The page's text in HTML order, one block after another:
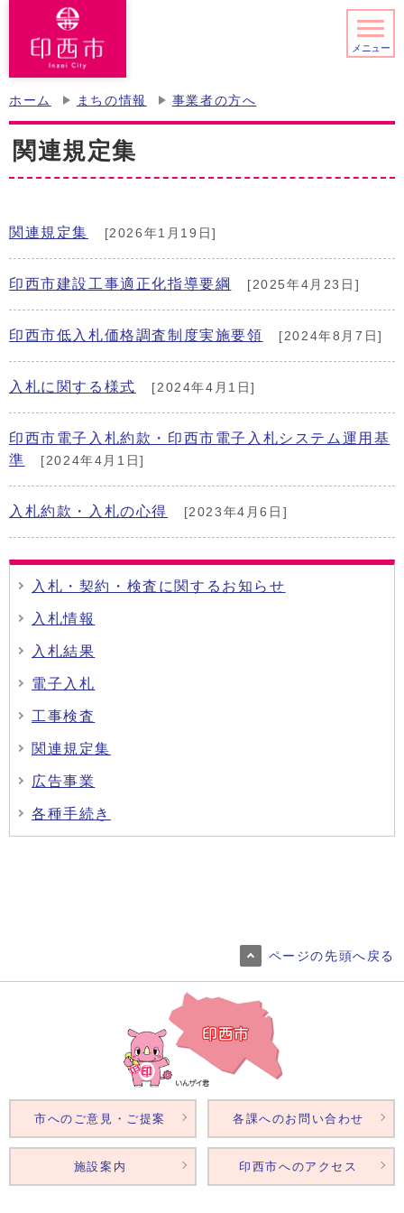
メニュー
ホーム まちの情報 事業者の方へ
関連規定集
関連規定集 [2026年1月19日]
印西市建設工事適正化指導要綱 [2025年4月23日]
印西市低入札価格調査制度実施要領 [2024年8月7日]
入札に関する様式 [2024年4月1日]
印西市電子入札約款・印西市電子入札システム運用基
準
[2024年4月1日]
入札約款・入札の心得 [2023年4月6日]
入札・契約・検査に関するお知らせ
入札情報
入札結果
電子入札
工事検査
関連規定集
広告事業
各種手続き
ページの先頭へ戻る
市へのご意見・ご提案 各課へのお問い合わせ
施設案内 印西市へのアクセス